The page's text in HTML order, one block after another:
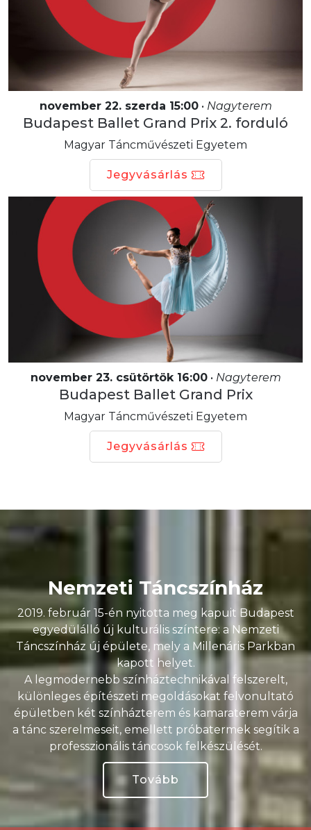
november 22. szerda 15:00• Nagyterem
Budapest Ballet Grand Prix 2. forduló
Magyar Táncművészeti Egyetem
Jegyvásárlás
november 23. csütörtök 16:00• Nagyterem
Budapest Ballet Grand Prix
Magyar Táncművészeti Egyetem
Jegyvásárlás
Nemzeti Táncszínház
2019. február 15-én nyitotta meg kapuit Budapest
egyedülálló új kulturális színtere: a Nemzeti
Táncszínház új épülete, mely a Millenáris Parkban
kapott helyet.
A legmodernebb színháztechnikával felszerelt,
különleges építészeti megoldásokat felvonultató
épületben két színházterem és kamaraterem várja
a tánc szerelmeseit, emellett próbatermek segítik a
professzionális táncosok felkészülését.
Tovább